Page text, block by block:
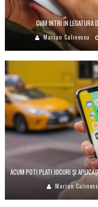
CUM INTRI IN LEGATURA
Marian Calinescu
ACUM POTI PLATI JOCURI ŞI
Marian